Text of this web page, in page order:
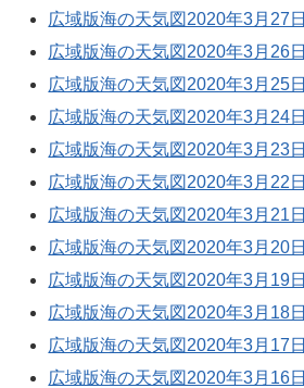
広域版海の天気図2020年3月27日
広域版海の天気図2020年3月26日
広域版海の天気図2020年3月25日
広域版海の天気図2020年3月24日
広域版海の天気図2020年3月23日
広域版海の天気図2020年3月22日
広域版海の天気図2020年3月21日
広域版海の天気図2020年3月20日
広域版海の天気図2020年3月19日
広域版海の天気図2020年3月18日
広域版海の天気図2020年3月17日
広域版海の天気図2020年3月16日